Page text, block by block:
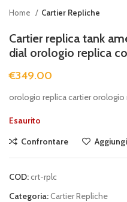
Home Cartier Repliche
Cartier replica tank
dial orologio replica
€349.00
orologio replica cartier
Esaurito
Confrontare
COD:crt-rplc
Categoria:Cartier Repliche